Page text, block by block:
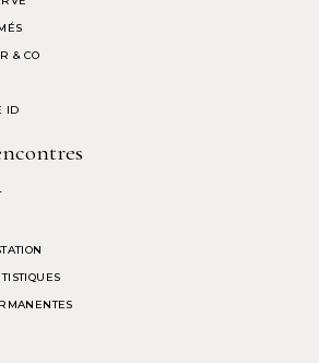
& CO
ID